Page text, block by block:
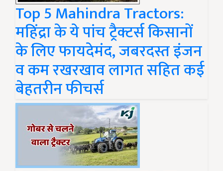
Top 5 Mahindra Tractors:
महिंद्रा के ये पांच ट्रैक्टर्स किसानों
के लिए फायदेमंद, जबरदस्त इंजन
व कम रखरखाव लागत सहित कई
बेहतरीन फीचर्स